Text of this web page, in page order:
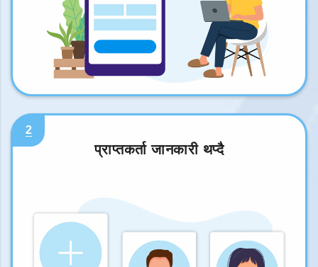
2
प्राप्तकर्ता जानकारी थप्दै